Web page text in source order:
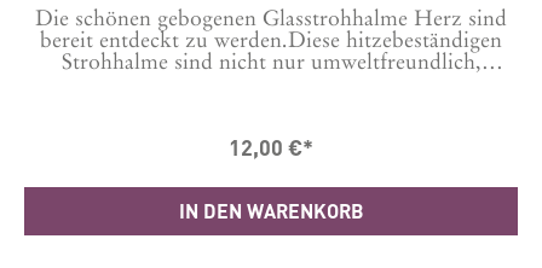
Die schönen gebogenen Glasstrohhalme Herz sind
bereit entdeckt zu werden.Diese hitzebeständigen
Strohhalme sind nicht nur umweltfreundlich,
oberen Bereich sind sie perfekt für jedes Getränk
Herz und sie verleihen jedem Drink eine besondere
Note. Genieße deine Getränke nachhaltig und
stilvoll mit diesen widerverwendbaren
12,00 €*
IN DEN WARENKORB